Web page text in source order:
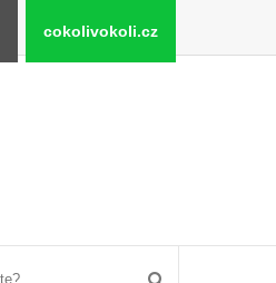
cokolivokoli.cz